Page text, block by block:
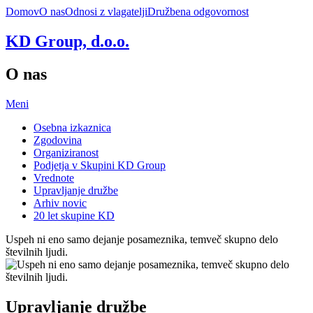
DomovO nasOdnosi z vlagateljiDružbena odgovornost
KD Group, d.o.o.
O nas
Meni
Osebna izkaznica
Zgodovina
Organiziranost
Podjetja v Skupini KD Group
Vrednote
Upravljanje družbe
Arhiv novic
20 let skupine KD
Uspeh ni eno samo dejanje posameznika, temveč skupno delo
številnih ljudi.
Upravljanje družbe